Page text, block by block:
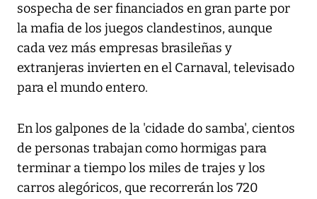
sospecha de ser financiados en gran parte por
la mafia de los juegos clandestinos, aunque
cada vez más empresas brasileñas y
extranjeras invierten en el Carnaval, televisado
para el mundo entero.
En los galpones de la 'cidade do samba', cientos
de personas trabajan como hormigas para
terminar a tiempo los miles de trajes y los
carros alegóricos, que recorrerán los 720